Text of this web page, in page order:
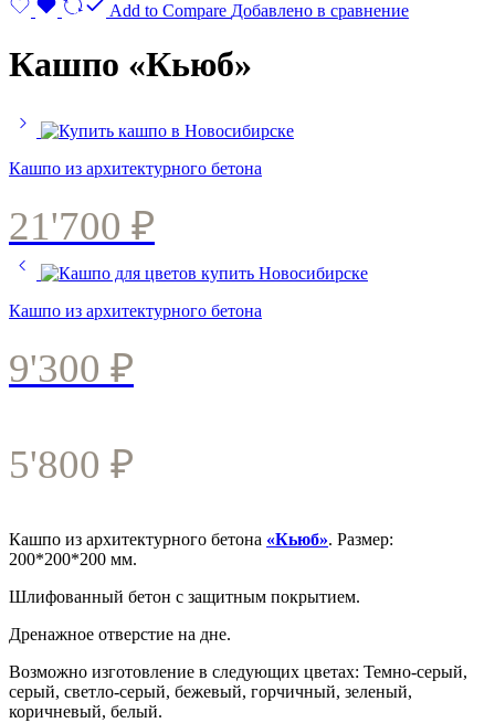
Add to Compare Добавлено в сравнение
Кашпо «Кьюб»
Кашпо из архитектурного бетона
21'700 ₽
Кашпо из архитектурного бетона
9'300 ₽
5'800 ₽
Кашпо из архитектурного бетона «Кьюб». Размер:
200*200*200 мм.
Шлифованный бетон с защитным покрытием.
Дренажное отверстие на дне.
Возможно изготовление в следующих цветах: Темно-серый,
серый, светло-серый, бежевый, горчичный, зеленый,
коричневый, белый.